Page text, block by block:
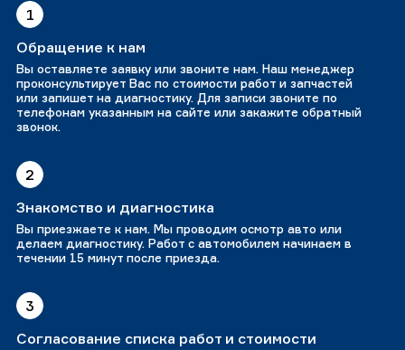
1
Обращение к нам
Вы оставляете заявку или звоните нам. Наш менеджер
проконсультирует Вас по стоимости работ и запчастей
или запишет на диагностику. Для записи звоните по
телефонам указанным на сайте или закажите обратный
звонок.
2
Знакомство и диагностика
Вы приезжаете к нам. Мы проводим осмотр авто или
делаем диагностику. Работ с автомобилем начинаем в
течении 15 минут после приезда.
3
Согласование списка работ и стоимости